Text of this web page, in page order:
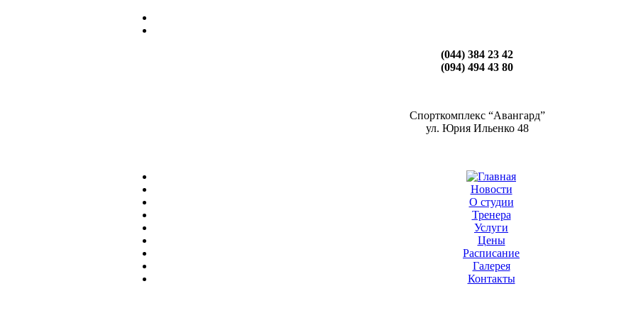
(044) 384 23 42
(094) 494 43 80
Спорткомплекс “Авангард”
ул. Юрия Ильенко 48
Новости
О студии
Тренера
Услуги
Цены
Расписание
Галерея
Контакты